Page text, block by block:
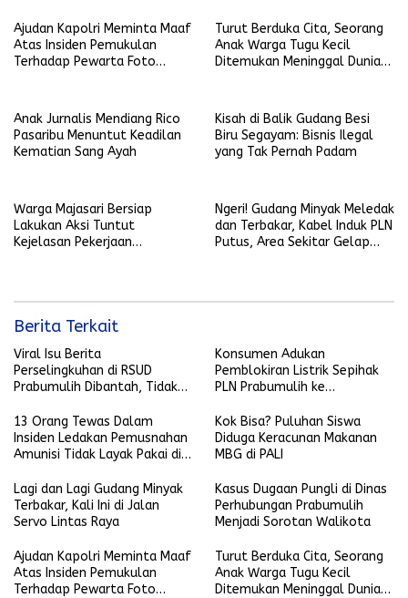
Ajudan Kapolri Meminta Maaf
Atas Insiden Pemukulan
Terhadap Pewarta Foto
Turut Berduka Cita, Seorang
Anak Warga Tugu Kecil
Ditemukan Meninggal Dunia
Anak Jurnalis Mendiang Rico
Pasaribu Menuntut Keadilan
Kematian Sang Ayah
Kisah di Balik Gudang Besi
Biru Segayam: Bisnis Ilegal
yang Tak Pernah Padam
Warga Majasari Bersiap
Lakukan Aksi Tuntut
Kejelasan Pekerjaan
Ngeri! Gudang Minyak Meledak
dan Terbakar, Kabel Induk PLN
Putus, Area Sekitar Gelap
Berita Terkait
Viral Isu Berita
Perselingkuhan di RSUD
Prabumulih Dibantah, Tidak
Konsumen Adukan
Pemblokiran Listrik Sepihak
PLN Prabumulih ke
13 Orang Tewas Dalam
Insiden Ledakan Pemusnahan
Amunisi Tidak Layak Pakai di
Kok Bisa? Puluhan Siswa
Diduga Keracunan Makanan
MBG di PALI
Lagi dan Lagi Gudang Minyak
Terbakar, Kali Ini di Jalan
Servo Lintas Raya
Kasus Dugaan Pungli di Dinas
Perhubungan Prabumulih
Menjadi Sorotan Walikota
Ajudan Kapolri Meminta Maaf
Atas Insiden Pemukulan
Terhadap Pewarta Foto
Turut Berduka Cita, Seorang
Anak Warga Tugu Kecil
Ditemukan Meninggal Dunia